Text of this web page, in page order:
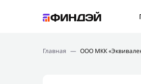
Новости
Главная — ООО МКК